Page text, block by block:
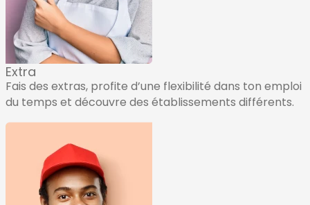
Extra
Fais des extras, profite d’une flexibilité dans ton emploi
du temps et découvre des établissements différents.